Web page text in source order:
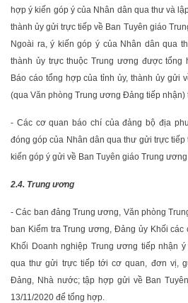
hợp ý kiến góp ý của Nhân dân qua thư và
thành ủy gửi trực tiếp về Ban Tuyên giáo
Ngoài ra, ý kiến góp ý của Nhân dân qua
thành ủy trực thuộc Trung ương được tổng
Báo cáo tổng hợp của tỉnh ủy, thành ủy gửi
(qua Văn phòng Trung ương Đảng tiếp nhận)
- Các cơ quan báo chí của đảng bộ địa
đóng góp của Nhân dân qua thư gửi trực
kiến góp ý gửi về Ban Tuyên giáo Trung
2.4. Trung ương
- Các ban đảng Trung ương, Văn phòng
ban Kiểm tra Trung ương, Đảng ủy Khối
Khối Doanh nghiệp Trung ương tiếp nhận
qua thư gửi trực tiếp tới cơ quan, đơn vị,
Đảng, Nhà nước; tập hợp gửi về Ban
13/11/2020 để tổng hợp.